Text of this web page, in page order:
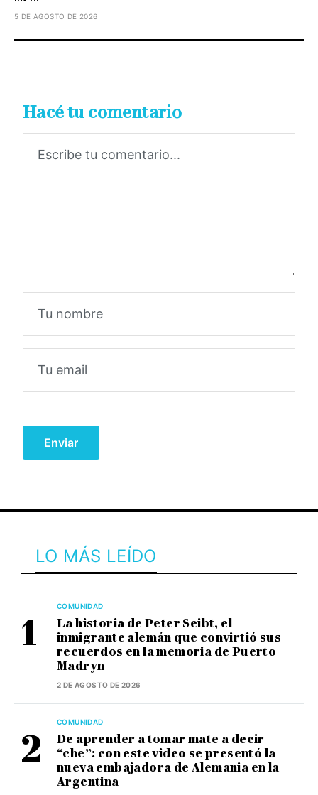
5 DE AGOSTO DE 2026
Hacé tu comentario
LO MÁS LEÍDO
COMUNIDAD
La historia de Peter Seibt, el
inmigrante alemán que convirtió sus
recuerdos en la memoria de Puerto
Madryn
2 DE AGOSTO DE 2026
COMUNIDAD
De aprender a tomar mate a decir
“che”: con este video se presentó la
nueva embajadora de Alemania en la
Argentina